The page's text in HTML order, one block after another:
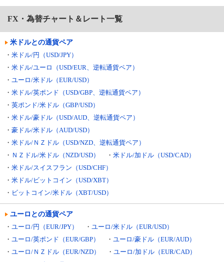
FX・為替チャート＆レート一覧
米ドルとの通貨ペア
・ 米ドル/円（USD/JPY）
・ 米ドル/ユーロ（USD/EUR、逆転通貨ペア）
・ ユーロ/米ドル（EUR/USD）
・ 米ドル/英ポンド（USD/GBP、逆転通貨ペア）
・ 英ポンド/米ドル（GBP/USD）
・ 米ドル/豪ドル（USD/AUD、逆転通貨ペア）
・ 豪ドル/米ドル（AUD/USD）
・ 米ドル/ＮＺドル（USD/NZD、逆転通貨ペア）
・ ＮＺドル/米ドル（NZD/USD） ・ 米ドル/加ドル（USD/CAD）
・ 米ドル/スイスフラン（USD/CHF）
・ 米ドル/ビットコイン（USD/XBT）
・ ビットコイン/米ドル（XBT/USD）
ユーロとの通貨ペア
・ ユーロ/円（EUR/JPY） ・ ユーロ/米ドル（EUR/USD）
・ ユーロ/英ポンド（EUR/GBP） ・ ユーロ/豪ドル（EUR/AUD）
・ ユーロ/ＮＺドル（EUR/NZD） ・ ユーロ/加ドル（EUR/CAD）